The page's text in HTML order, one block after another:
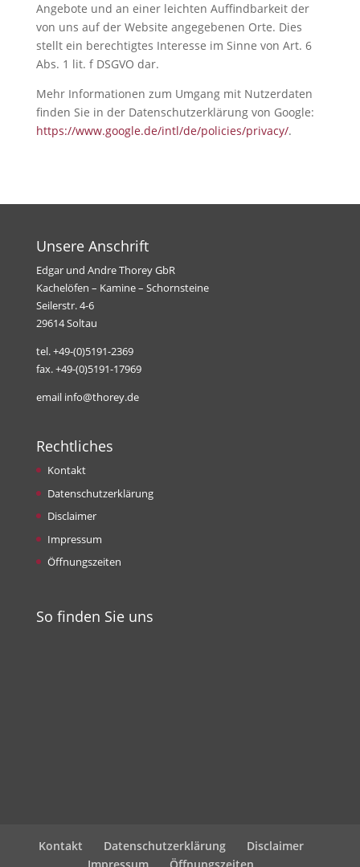
Angebote und an einer leichten Auffindbarkeit der
von uns auf der Website angegebenen Orte. Dies
stellt ein berechtigtes Interesse im Sinne von Art. 6
Abs. 1 lit. f DSGVO dar.
Mehr Informationen zum Umgang mit Nutzerdaten
finden Sie in der Datenschutzerklärung von Google:
https://www.google.de/intl/de/policies/privacy/.
Unsere Anschrift
Edgar und Andre Thorey GbR
Kachelöfen – Kamine – Schornsteine
Seilerstr. 4-6
29614 Soltau
tel. +49-(0)5191-2369
fax. +49-(0)5191-17969
email info@thorey.de
Rechtliches
Kontakt
Datenschutzerklärung
Disclaimer
Impressum
Öffnungszeiten
So finden Sie uns
Kontakt Datenschutzerklärung
Disclaimer